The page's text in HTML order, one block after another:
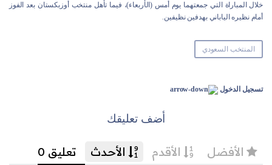
خلال المباراة التي جمعتهما يوم أمس (الأربعاء)، فيما تأهل منتخب أوزبكستان بعد الفوز
أمام نظيره الياباني بهدفين نظيفين.
المنتخب السعودي
تسجيل الدخول
أضف تعليقك